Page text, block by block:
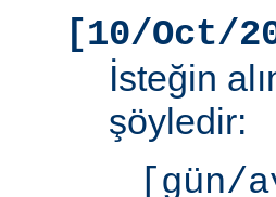
[10/Oct/
İsteğin
şöyledir:
[gün/